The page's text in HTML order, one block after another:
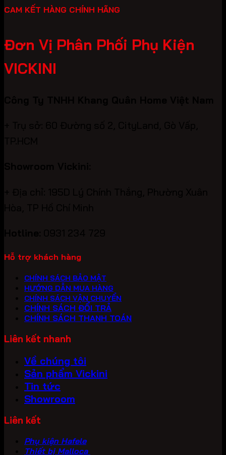
CAM KẾT HÀNG CHÍNH HÃNG
Đơn Vị Phân Phối Phụ Kiện
VICKINI
Hỗ trợ khách hàng
CHÍNH SÁCH BẢO MẬT
HƯỚNG DẪN MUA HÀNG
CHÍNH SÁCH VẬN CHUYỂN
CHÍNH SÁCH ĐỔI TRẢ
CHÍNH SÁCH THANH TOÁN
Liên kết nhanh
Về chúng tôi
Sản phẩm Vickini
Tin tức
Showroom
Liên kết
Phụ kiện Hafele
Thiết bị Malloca